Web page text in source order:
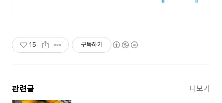
15 구독하기
관련글 더보기